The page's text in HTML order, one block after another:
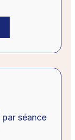
par séance